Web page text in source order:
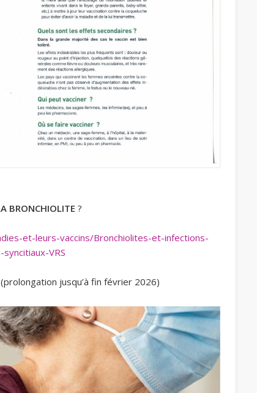
BRONCHIOLITE ?
et-leurs-vaccins/Bronchiolites-et-infections-
VRS
(prolongation jusqu’à fin février 2026)